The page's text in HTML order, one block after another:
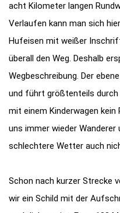
acht Kilometer langen
Verlaufen kann man sich
Hufeisen mit weißer
überall den Weg. Deshalb
Wegbeschreibung. Der
und führt größtenteils durch
mit einem Kinderwagen kein
uns immer wieder Wanderer
schlechtere Wetter auch
Schon nach kurzer Strecke
wir ein Schild mit der